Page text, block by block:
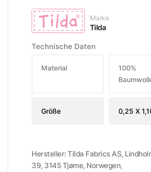
Marke
Tilda
Technische Daten
Material
100%
Größe 0,25 X
Hersteller: Tilda Fabrics AS,
39, 3145 Tjøme, Norwegen,